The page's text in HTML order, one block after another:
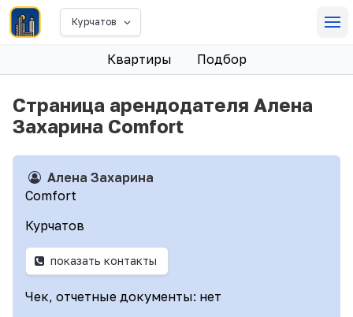
Курчатов
Квартиры Подбор
Страница арендодателя Алена
Захарина Comfort
Алена Захарина
Comfort
Курчатов
показать контакты
Чек, отчетные документы: нет